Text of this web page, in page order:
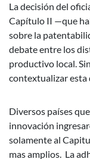
La decisión del
Capítulo II —que
sobre la
debate entre los
productivo local.
contextualizar esta
Diversos países
innovación
solamente al
mas amplios. La